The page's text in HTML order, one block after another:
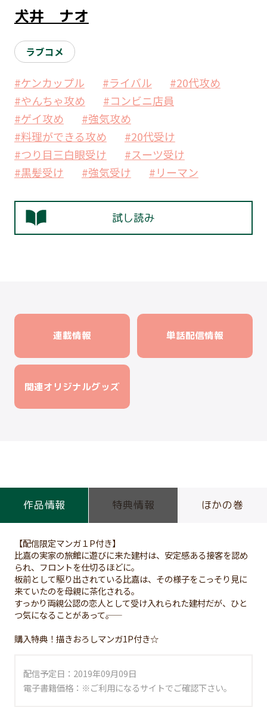
犬井 ナオ
ラブコメ
#ケンカップル #ライバル
#20代攻め
#やんちゃ攻め
#コンビニ店員
#ゲイ攻め
#強気攻め
#料理ができる攻め
#20代受け
#つり目三白眼受け
#スーツ受け
#黒髪受け
#強気受け #リーマン
試し読み
連載情報 単話配信情報
関連オリジナルグッズ
作品情報 特典情報 ほかの巻
【配信限定マンガ１P付き】
比嘉の実家の旅館に遊びに来た建村は、安定感ある接客を認め
られ、フロントを仕切るほどに。
板前として駆り出されている比嘉は、その様子をこっそり見に
来ていたのを母親に茶化される。
すっかり両親公認の恋人として受け入れられた建村だが、ひと
つ気になることがあって――。
購入特典！描きおろしマンガ1P付き☆
配信予定日：2019年09月09日
電子書籍価格：※ご利用になるサイトでご確認下さい。